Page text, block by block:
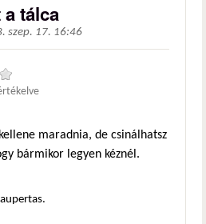
tálca
szep. 17. 16:46
maradnia, de csinálhatsz
bármikor legyen kéznél.